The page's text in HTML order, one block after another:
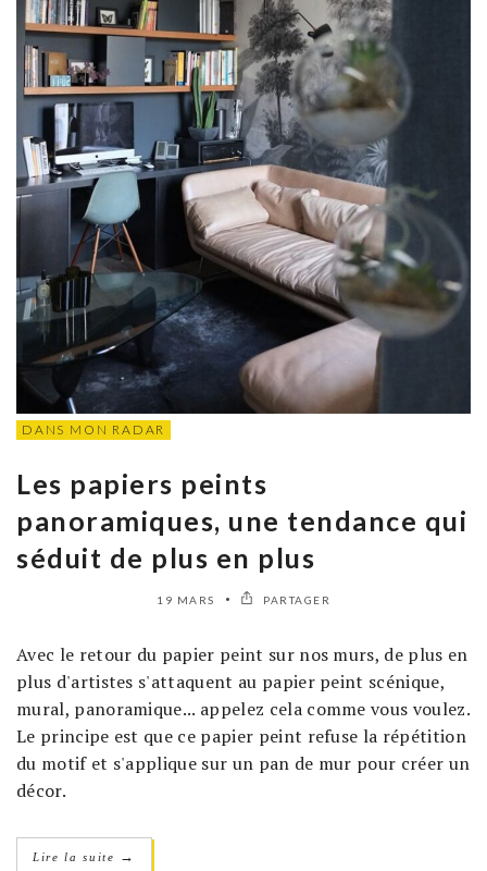
DANS MON RADAR
Les papiers peints
panoramiques, une tendance qui
séduit de plus en plus
19 MARS PARTAGER
Avec le retour du papier peint sur nos murs, de plus en
plus d'artistes s'attaquent au papier peint scénique,
mural, panoramique... appelez cela comme vous voulez.
Le principe est que ce papier peint refuse la répétition
du motif et s'applique sur un pan de mur pour créer un
décor.
Lire la suite →